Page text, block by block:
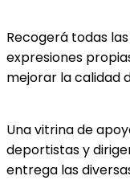
Recogerá todas
expresiones
mejorar la calidad
Una vitrina de
deportistas y
entrega las